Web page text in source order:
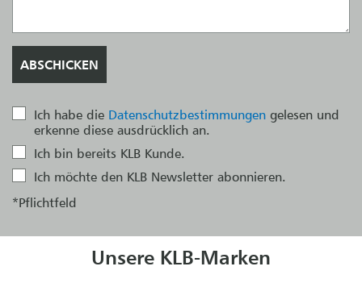
Ich habe die Datenschutzbestimmungen gelesen und
erkenne diese ausdrücklich an.
Ich bin bereits KLB Kunde.
Ich möchte den KLB Newsletter abonnieren.
*Pflichtfeld
Unsere KLB-Marken